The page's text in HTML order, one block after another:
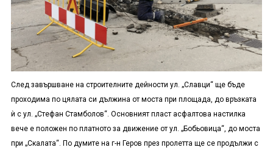
След завършване на строителните дейности ул. „Славци“ ще бъде
проходима по цялата си дължина от моста при площада, до връзката
ѝ с ул. „Стефан Стамболов“. Основният пласт асфалтова настилка
вече е положен по платното за движение от ул. „Бобьовица“, до моста
при „Скалата“. По думите на г-н Геров през пролетта ще се продължи с